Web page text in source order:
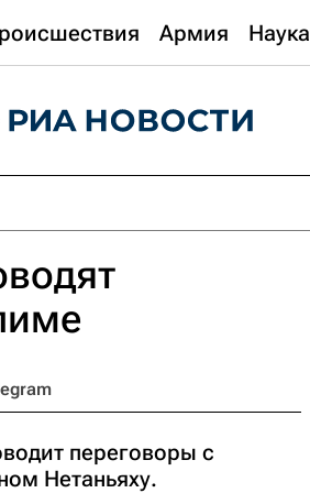
Армия Наука
переговоры с
Нетаньяху.